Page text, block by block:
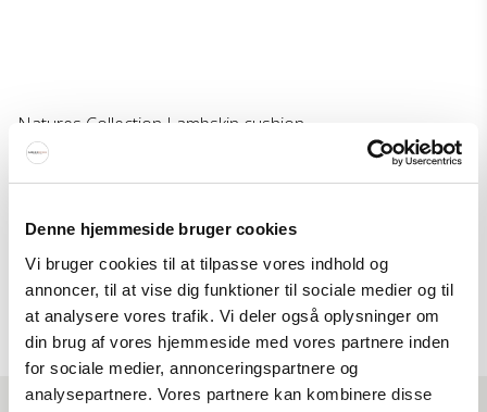
Denne hjemmeside bruger cookies
Vi bruger cookies til at tilpasse vores indhold og
annoncer, til at vise dig funktioner til sociale medier og til
at analysere vores trafik. Vi deler også oplysninger om
din brug af vores hjemmeside med vores partnere inden
for sociale medier, annonceringspartnere og
analysepartnere. Vores partnere kan kombinere disse
Natures Collection Lambskin cushion
Natures Collection
251-NCL1073M
49 EUR
Price from42 EUR
Show product